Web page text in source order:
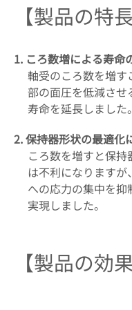
【製品の特長
1. ころ数増による寿命
軸受のころ数を増す
部の面圧を低減させ
寿命を延長しました。
2. 保持器形状の最適化
ころ数を増すと保
は不利になります
への応力の集中を
実現しました。
【製品の効果